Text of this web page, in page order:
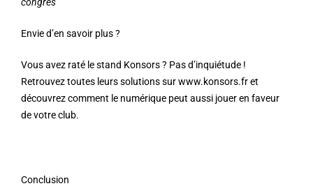
Envie d’en savoir plus ?
Vous avez raté le stand Konsors ? Pas d’inquiétude !
Retrouvez toutes leurs solutions surwww.konsors.fret
découvrez comment le numérique peut aussi jouer en faveur
de votre club.
Conclusion